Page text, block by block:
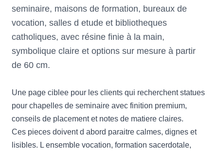
seminaire, maisons de formation, bureaux de
vocation, salles d etude et bibliotheques
catholiques, avec résine finie à la main,
symbolique claire et options sur mesure à partir
de 60 cm.
Une page ciblee pour les clients qui recherchent statues
pour chapelles de seminaire avec finition premium,
conseils de placement et notes de matiere claires.
Ces pieces doivent d abord paraitre calmes, dignes et
lisibles. L ensemble vocation, formation sacerdotale,